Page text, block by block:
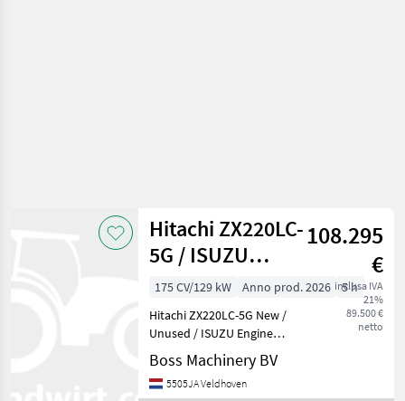
Hitachi ZX220LC-
5G / ISUZU
ENGINE
108.295
€
inclusa IVA
21%
89.500 €
netto
175 CV/129 kW Anno prod. 2026
5 h
Hitachi ZX220LC-5G New /
Unused / ISUZU Engine
Year: 2026 Reference
number: BM006380 Hours: 5
Type ZX220LC-5G Location
Boss Machinery BV
5505JA Veldhoven